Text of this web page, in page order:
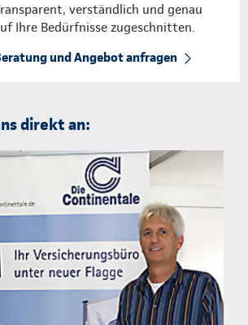
verständlich und genau
Ihre Bedürfnisse zugeschnitten.
und Angebot anfragen
direkt an: